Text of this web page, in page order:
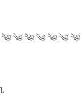
༄ ༄ ༄ ༄ ༄